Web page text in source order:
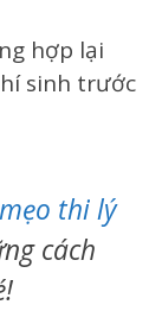
hợp lại
sinh trước
mẹo thi lý
cách